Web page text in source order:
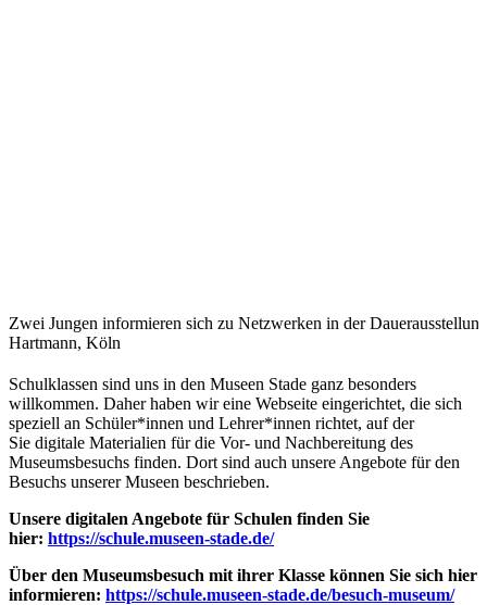
Zwei Jungen informieren sich zu Netzwerken in der
Hartmann, Köln
Schulklassen sind uns in den Museen Stade ganz besonders
willkommen. Daher haben wir eine Webseite eingerichtet, die sich
speziell an Schüler*innen und Lehrer*innen richtet, auf der
Sie digitale Materialien für die Vor- und Nachbereitung des
Museumsbesuchs finden. Dort sind auch unsere Angebote für den
Besuchs unserer Museen beschrieben.
Unsere digitalen Angebote für Schulen finden Sie
hier: https://schule.museen-stade.de/
Über den Museumsbesuch mit ihrer Klasse können Sie sich hier
informieren: https://schule.museen-stade.de/besuch-museum/